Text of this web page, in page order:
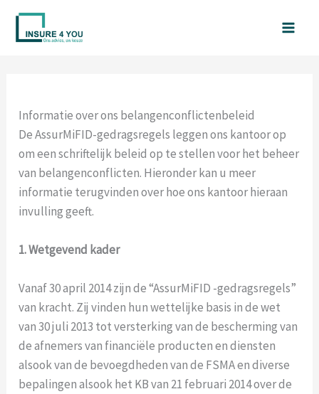
Informatie over ons belangenconflictenbeleid
De AssurMiFID-gedragsregels leggen ons kantoor op
om een schriftelijk beleid op te stellen voor het beheer
van belangenconflicten. Hieronder kan u meer
informatie terugvinden over hoe ons kantoor hieraan
invulling geeft.
1. Wetgevend kader
Vanaf 30 april 2014 zijn de “AssurMiFID -gedragsregels”
van kracht. Zij vinden hun wettelijke basis in de wet
van 30 juli 2013 tot versterking van de bescherming van
de afnemers van financiële producten en diensten
alsook van de bevoegdheden van de FSMA en diverse
bepalingen alsook het KB van 21 februari 2014 over de